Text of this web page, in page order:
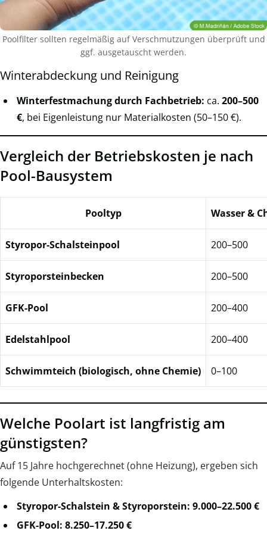
Poolfilter sollten regelmäßig auf Verschmutzungen überprüft und
ggf. ausgetauscht werden.
Winterabdeckung und Reinigung
Winterfestmachung durch Fachbetrieb: ca. 200–500
€, bei Eigenleistung nur Materialkosten (50–150 €).
Vergleich der Betriebskosten je nach
Pool-Bausystem
Pooltyp Wasser &
Styropor-Schalsteinpool 200–500
Styroporsteinbecken 200–500
GFK-Pool 200–400
Edelstahlpool 200–400
Schwimmteich (biologisch, ohne Chemie) 0–100
Welche Poolart ist langfristig am
günstigsten?
Auf 15 Jahre hochgerechnet (ohne Heizung), ergeben sich
folgende Unterhaltskosten:
Styropor-Schalstein & Styroporstein: 9.000–22.500 €
GFK-Pool: 8.250–17.250 €